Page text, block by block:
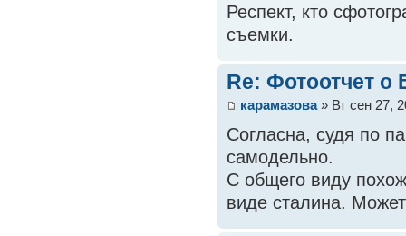
Респект, кто
съемки.
Re: Фотоотчет
карамазова» Вт сен 27,
Согласна, судя по
самодельно.
С общего виду
виде сталина.